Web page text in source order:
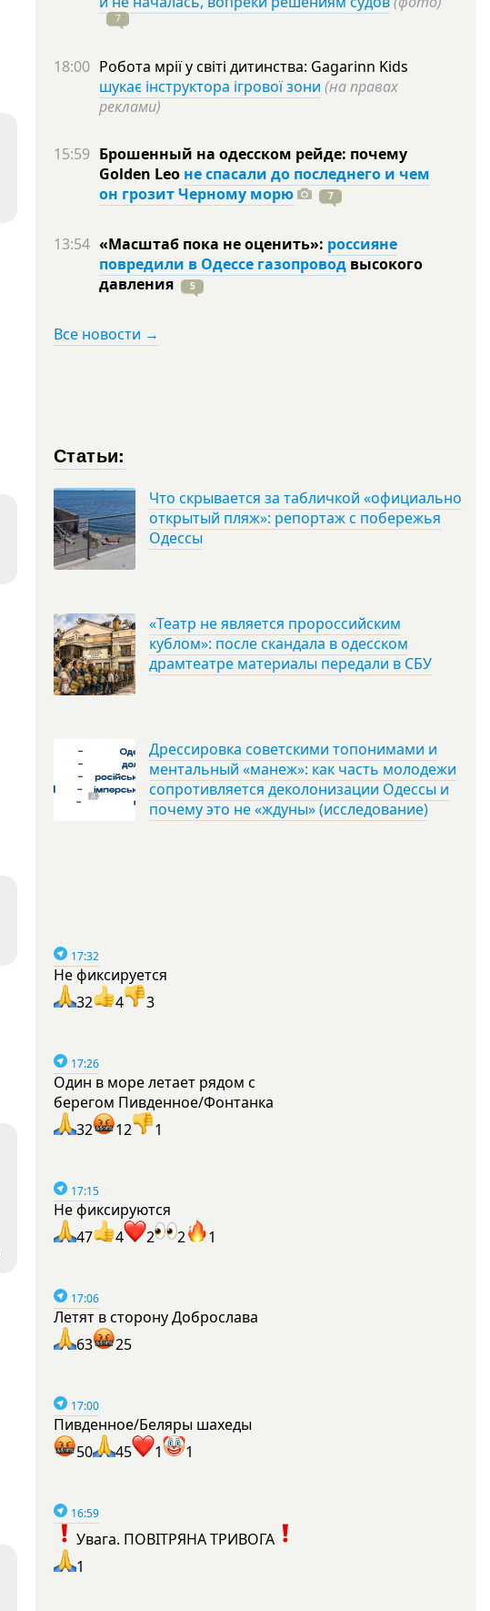
7
18:00 Робота мрії у світі дитинства: Gagarinn Kids
шукає інструктора ігрової зони (на правах
реклами)
15:59 Брошенный на одесском рейде: почему
Golden Leo не спасали до последнего и чем
он грозит Черному морю
7
13:54 «Масштаб пока не оценить»: россияне
повредили в Одессе газопровод высокого
давления
5
Все новости →
Статьи:
Что скрывается за табличкой «официально
открытый пляж»: репортаж с побережья
Одессы
«Театр не является пророссийским
кублом»: после скандала в одесском
драмтеатре материалы передали в СБУ
Дрессировка советскими топонимами и
ментальный «манеж»: как часть молодежи
сопротивляется деколонизации Одессы и
почему это не «ждуны» (исследование)
17:32
Не фиксируется
32
4 3
17:26
Один в море летает рядом с
берегом Пивденное/Фонтанка
32
12 1
17:15
Не фиксируются
47
4 2 2 1
17:06
Летят в сторону Доброслава
63
25
17:00
Пивденное/Беляры шахеды
50
45 1 1
16:59
Увага. ПОВІТРЯНА ТРИВОГА
1